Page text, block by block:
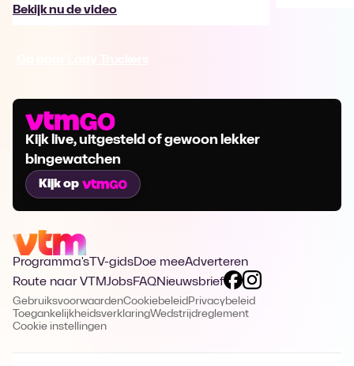
Bekijk nu de video
Kijk live, uitgesteld of gewoon lekker
bingewatchen
Kijk op
Programma's TV-gidsDoe meeAdverteren
Route naar VTMJobsFAQNieuwsbrief
GebruiksvoorwaardenCookiebeleid Privacybeleid
ToegankelijkheidsverklaringWedstrijdreglement
Cookie instellingen